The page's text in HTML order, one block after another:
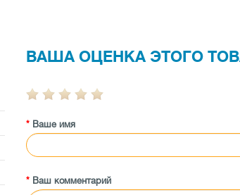
ВАША ОЦЕНКА ЭТОГО
Ваше имя
Ваш комментарий